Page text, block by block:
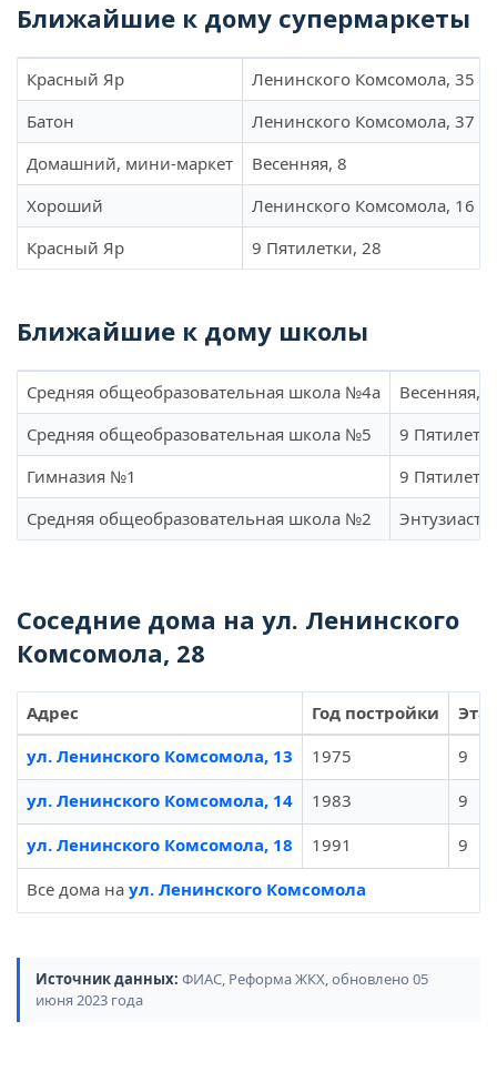
Ближайшие к дому супермаркеты
Красный Яр Ленинского Комсомола, 35
Батон
Ленинского Комсомола, 37
Домашний, мини-маркет
Весенняя, 8
Хороший
Ленинского Комсомола, 16
Красный Яр
9 Пятилетки, 28
Ближайшие к дому школы
Средняя общеобразовательная школа №4а
Весенняя, 3
Средняя общеобразовательная школа №5
9
Гимназия №1
9
Средняя общеобразовательная школа №2
Соседние дома на ул. Ленинского
Комсомола, 28
Адрес Год постройки
ул. Ленинского Комсомола, 13
1975
9
ул. Ленинского Комсомола, 14
1983
9
ул. Ленинского Комсомола, 18
1991
9
Все дома на ул. Ленинского Комсомола
Источник данных: ФИАС, Реформа ЖКХ, обновлено 05
июня 2023 года